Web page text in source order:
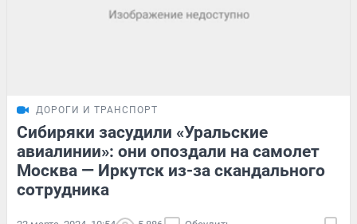
ДОРОГИ И ТРАНСПОРТ
Сибиряки засудили «Уральские
авиалинии»: они опоздали на самолет
Москва — Иркутск из-за скандального
сотрудника